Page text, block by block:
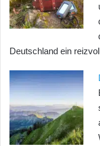
Deutschland ein